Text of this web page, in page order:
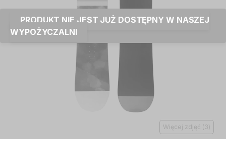
PRODUKT NIE JEST JUŻ DOSTĘPNY W NASZEJ
WYPOŻYCZALNI
Więcej zdjęć ( 3 )